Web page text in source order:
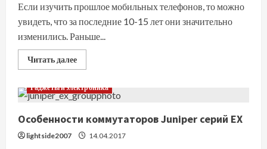
Если изучить прошлое мобильных телефонов, то можно
увидеть, что за последние 10-15 лет они значительно
изменились. Раньше...
Читать далееПрочитать
больше
мобильных
телефонов
что
чаще
всего
выходит
Гаджеты и электроника
Особенности коммутаторов Juniper серий EX
lightside2007 14.04.2017